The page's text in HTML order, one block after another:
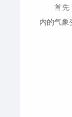
首先，
内的气象